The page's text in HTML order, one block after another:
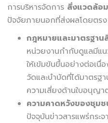
การบริหารจัดการ สิ่งแวดล้อม
ปัจจัยภายนอกที่ส่งผลโดยตร
กฎหมายและมาตรฐา
หน่วยงานกำกับดูแลมีแ
ให้เข้มข้นขึ้นอย่างต่อเนื่
วัดและบำบัดที่ได้มาตรฐ
ความเสี่ยงด้านใบอนุญา
ความคาดหวังของชุม
ปัจจุบันข่าวสารแพร่กระ